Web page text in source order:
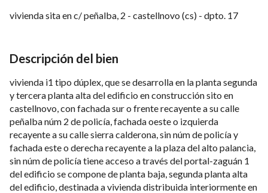
vivienda sita en c/ peñalba, 2 - castellnovo (cs) - dpto. 17
Descripción del bien
vivienda i1 tipo dúplex, que se desarrolla en la planta segunda
y tercera planta alta del edificio en construcción sito en
castellnovo, con fachada sur o frente recayente a su calle
peñalba núm 2 de policía, fachada oeste o izquierda
recayente a su calle sierra calderona, sin núm de policía y
fachada este o derecha recayente a la plaza del alto palancia,
sin núm de policía tiene acceso a través del portal-zaguán 1
del edificio se compone de planta baja, segunda planta alta
del edificio, destinada a vivienda distribuida interiormente en